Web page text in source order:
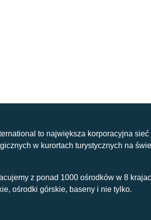
to największa korporacyjna
w kurortach turystycznych na
z ponad 1000 ośrodków w 8
ośrodki górskie, baseny i nie tylko.